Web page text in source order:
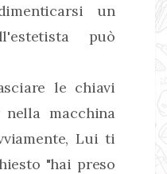
un
può
le chiavi
macchina
Lui ti
"hai preso